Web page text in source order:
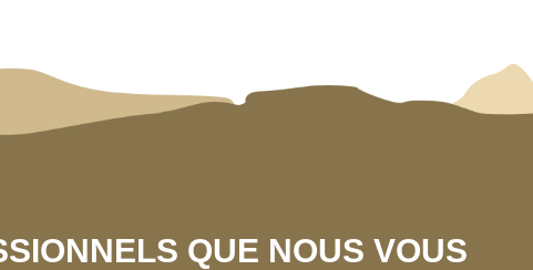
QUE NOUS VOUS